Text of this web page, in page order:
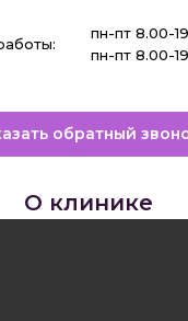
обратный
О клинике
пн-пт 8.00-
пн-пт 8.00-